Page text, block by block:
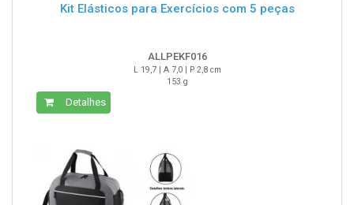
Kit Elásticos para Exercícios com 5 peças
ALLPEKF016
L 19,7 | A 7,0 | P 2,8 cm
153 g
Detalhes